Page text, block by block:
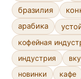
бразилия
арабика
кофейная
индустрия
новинки
кафе